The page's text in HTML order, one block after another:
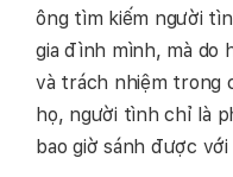
ông tìm kiếm người
gia đình mình, mà do
và trách nhiệm trong
họ, người tình chỉ là
bao giờ sánh được